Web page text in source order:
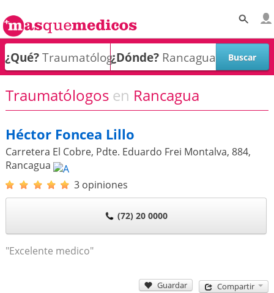
¿Qué? ¿Dónde?
Traumatólogos en Rancagua
Héctor Foncea Lillo
Carretera El Cobre, Pdte. Eduardo Frei Montalva, 884,
Rancagua
3 opiniones
(72) 20 0000
"Excelente medico"
Guardar Compartir